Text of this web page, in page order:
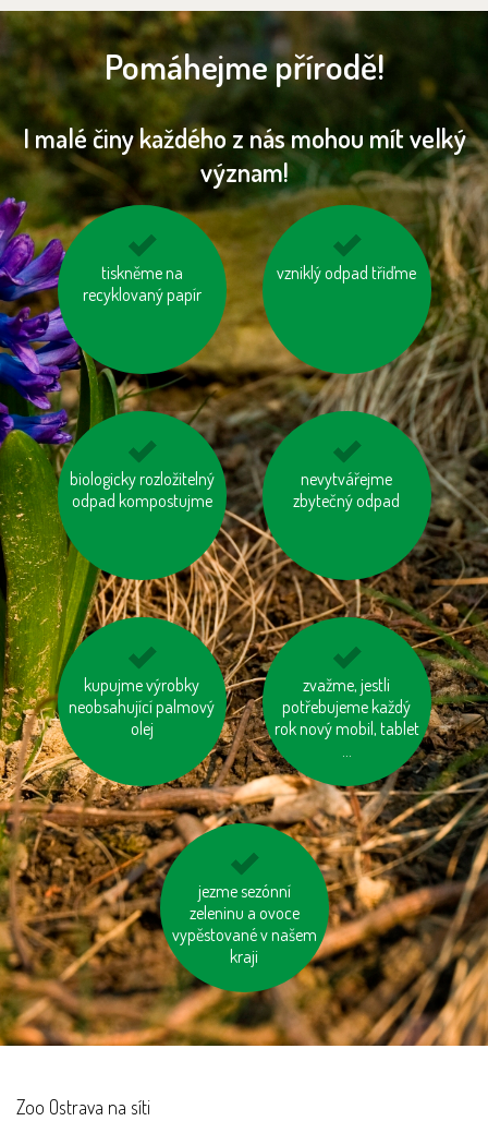
Pomáhejme přírodě!
I malé činy každého z nás mohou mít velký
význam!
tiskněme na
recyklovaný papír
nosme vlastní tašku
na nákup
vzniklý odpad třiďme
zatepleme si dům
biologicky rozložitelný
odpad kompostujme
zastavujme vodu při
čištění zubů a holení
nevytvářejme
zbytečný odpad
mysleme na „skrytou
vodu“ ve výrobcích
kupujme výrobky
neobsahující palmový
olej
nespalujme odpady
zvažme, jestli
potřebujeme každý
rok nový mobil, tablet
...
používejme dobíjecí
baterie
jezme sezónní
zeleninu a ovoce
vypěstované v našem
kraji
používejme prací a
čisticí prostředky
šetrné k přírodě
Zoo Ostrava na síti